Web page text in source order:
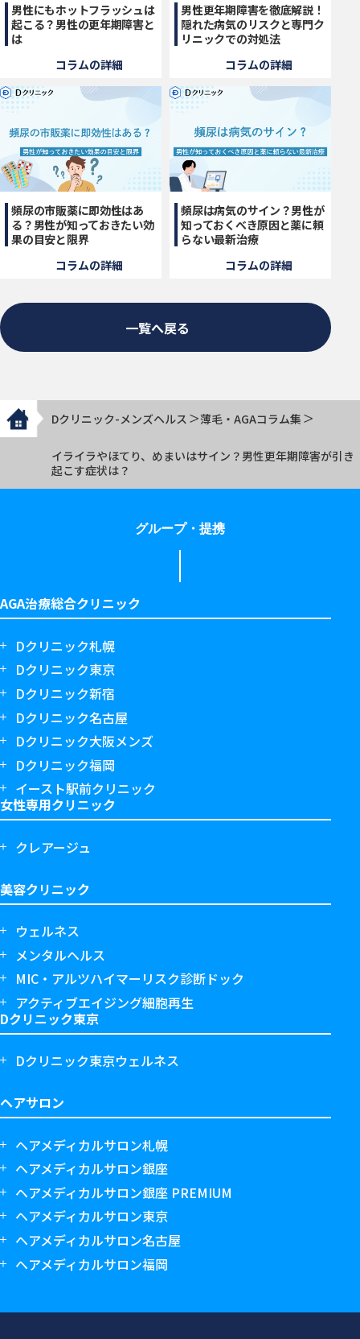
男性にもホットフラッシュは
起こる？男性の更年期障害と
は
コラムの詳細
男性更年期障害を徹底解説！
隠れた病気のリスクと専門ク
リニックでの対処法
コラムの詳細
頻尿の市販薬に即効性はあ
る？男性が知っておきたい効
果の目安と限界
コラムの詳細
頻尿は病気のサイン？男性が
知っておくべき原因と薬に頼
らない最新治療
コラムの詳細
一覧へ戻る
Dクリニック-メンズヘルス 薄毛・AGAコラム集
イライラやほてり、めまいはサイン？男性更年期障害が引き
起こす症状は？
グループ・提携
AGA治療総合クリニック
Dクリニック札幌
Dクリニック東京
Dクリニック新宿
Dクリニック名古屋
Dクリニック大阪メンズ
Dクリニック福岡
イースト駅前クリニック
女性専用クリニック
クレアージュ
美容クリニック
ウェルネス
メンタルヘルス
MIC・アルツハイマーリスク診断ドック
アクティブエイジング細胞再生
Dクリニック東京
Dクリニック東京ウェルネス
ヘアサロン
ヘアメディカルサロン札幌
ヘアメディカルサロン銀座
ヘアメディカルサロン銀座 PREMIUM
ヘアメディカルサロン東京
ヘアメディカルサロン名古屋
ヘアメディカルサロン福岡